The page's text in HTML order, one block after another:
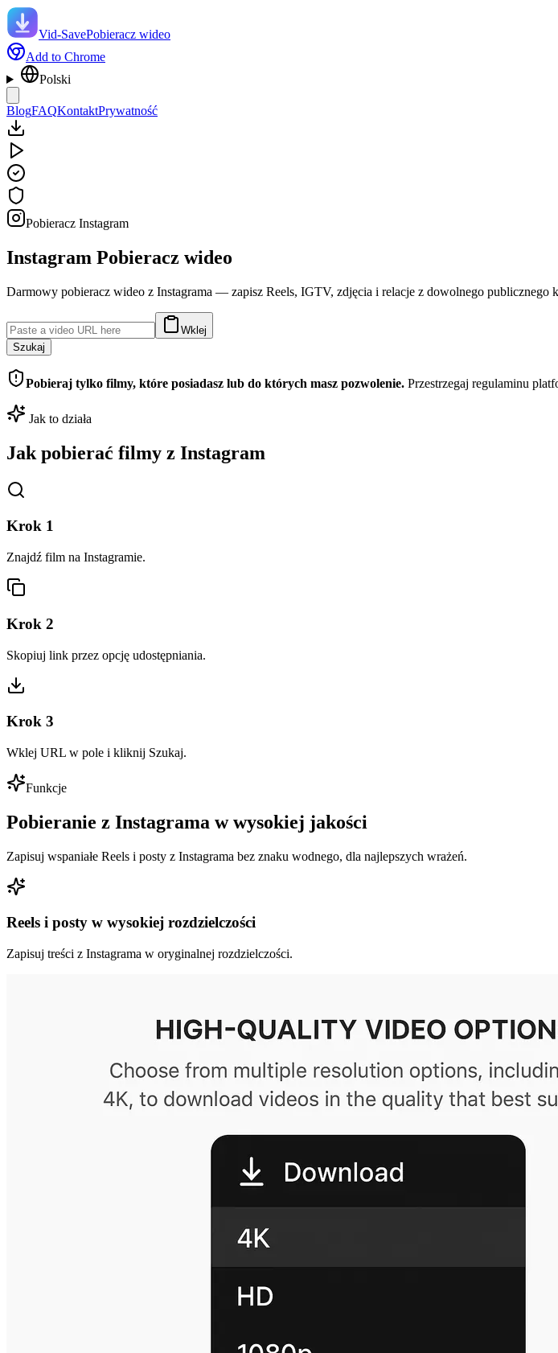
Vid-SavePobieracz wideo
Add to Chrome
Polski
BlogFAQKontaktPrywatność
Pobieracz Instagram
Instagram Pobieracz wideo
Darmowy pobieracz wideo z Instagrama — zapisz Reels, IGTV, zdjęcia i relacje z dowolnego
Wklej
Szukaj
Pobieraj tylko filmy, które posiadasz lub do których masz pozwolenie. Przestrzegaj regulaminu
Jak to działa
Jak pobierać filmy z Instagram
Krok 1
Znajdź film na Instagramie.
Krok 2
Skopiuj link przez opcję udostępniania.
Krok 3
Wklej URL w pole i kliknij Szukaj.
Funkcje
Pobieranie z Instagrama w wysokiej jakości
Zapisuj wspaniałe Reels i posty z Instagrama bez znaku wodnego, dla najlepszych wrażeń.
Reels i posty w wysokiej rozdzielczości
Zapisuj treści z Instagrama w oryginalnej rozdzielczości.